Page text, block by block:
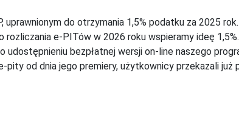
do otrzymania 1,5% podatku za 2025
e-PITów w 2026 roku wspieramy ideę
bezpłatnej wersji on-line naszego
od dnia jego premiery, użytkownicy przekazali już